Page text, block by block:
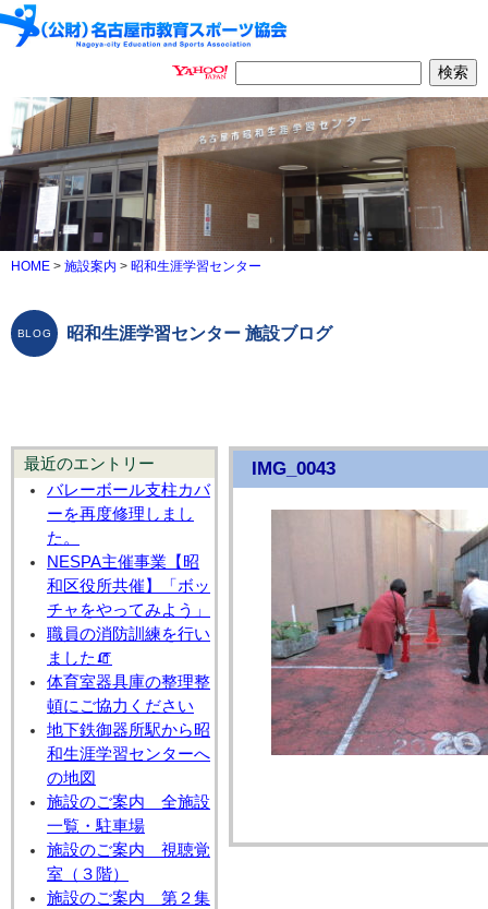
HOME > 施設案内 > 昭和生涯学習センター
昭和生涯学習センター 施設ブログ
最近のエントリー
バレーボール支柱カバ
ーを再度修理しまし
た。
NESPA主催事業【昭
和区役所共催】「ボッ
チャをやってみよう」
職員の消防訓練を行い
ました🧯
体育室器具庫の整理整
頓にご協力ください
地下鉄御器所駅から昭
和生涯学習センターへ
の地図
施設のご案内 全施設
一覧・駐車場
施設のご案内 視聴覚
室（３階）
施設のご案内 第２集
IMG_0043